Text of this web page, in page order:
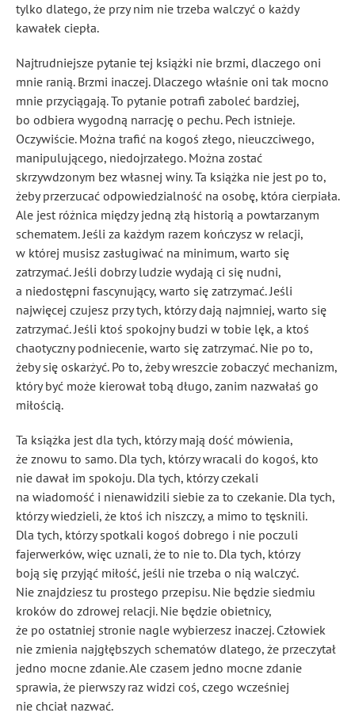
tylko dlatego, że przy nim nie trzeba walczyć o każdy
kawałek ciepła.
Najtrudniejsze pytanie tej książki nie brzmi, dlaczego oni
mnie ranią. Brzmi inaczej. Dlaczego właśnie oni tak mocno
mnie przyciągają. To pytanie potrafi zaboleć bardziej,
bo odbiera wygodną narrację o pechu. Pech istnieje.
Oczywiście. Można trafić na kogoś złego, nieuczciwego,
manipulującego, niedojrzałego. Można zostać
skrzywdzonym bez własnej winy. Ta książka nie jest po to,
żeby przerzucać odpowiedzialność na osobę, która cierpiała.
Ale jest różnica między jedną złą historią a powtarzanym
schematem. Jeśli za każdym razem kończysz w relacji,
w której musisz zasługiwać na minimum, warto się
zatrzymać. Jeśli dobrzy ludzie wydają ci się nudni,
a niedostępni fascynujący, warto się zatrzymać. Jeśli
najwięcej czujesz przy tych, którzy dają najmniej, warto się
zatrzymać. Jeśli ktoś spokojny budzi w tobie lęk, a ktoś
chaotyczny podniecenie, warto się zatrzymać. Nie po to,
żeby się oskarżyć. Po to, żeby wreszcie zobaczyć mechanizm,
który być może kierował tobą długo, zanim nazwałaś go
miłością.
Ta książka jest dla tych, którzy mają dość mówienia,
że znowu to samo. Dla tych, którzy wracali do kogoś, kto
nie dawał im spokoju. Dla tych, którzy czekali
na wiadomość i nienawidzili siebie za to czekanie. Dla tych,
którzy wiedzieli, że ktoś ich niszczy, a mimo to tęsknili.
Dla tych, którzy spotkali kogoś dobrego i nie poczuli
fajerwerków, więc uznali, że to nie to. Dla tych, którzy
boją się przyjąć miłość, jeśli nie trzeba o nią walczyć.
Nie znajdziesz tu prostego przepisu. Nie będzie siedmiu
kroków do zdrowej relacji. Nie będzie obietnicy,
że po ostatniej stronie nagle wybierzesz inaczej. Człowiek
nie zmienia najgłębszych schematów dlatego, że przeczytał
jedno mocne zdanie. Ale czasem jedno mocne zdanie
sprawia, że pierwszy raz widzi coś, czego wcześniej
nie chciał nazwać.